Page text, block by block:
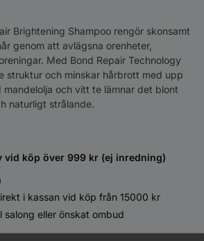
Brightening Shampoo rengör skonsamt
genom att avlägsna orenheter,
Med Bond Repair Technology
struktur och minskar hårbrott med upp
och vitt te lämnar det blont
naturligt strålande.
vid köp över 999 kr (ej inredning)
i kassan vid köp från 15000 kr
salong eller önskat ombud